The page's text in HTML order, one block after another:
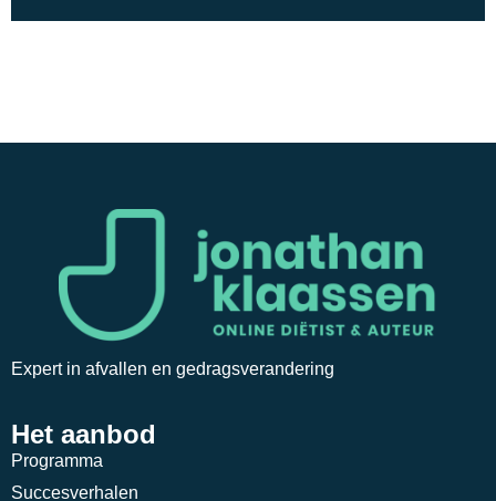
Expert in afvallen en gedragsverandering
Het aanbod
Programma
Succesverhalen